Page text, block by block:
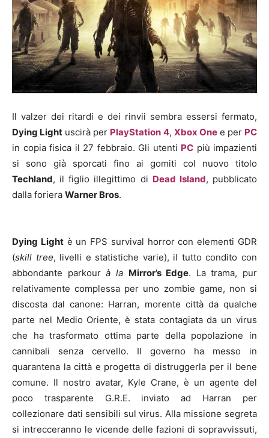
Il valzer dei ritardi e dei rinvii sembra essersi fermato,
Dying Light uscirà per PlayStation 4, Xbox Onee per PC
in copia fisica il 27 febbraio. Gli utenti PC più impazienti
si sono già sporcati fino ai gomiti col nuovo titolo
Techland, il figlio illegittimo di Dead Island, pubblicato
dalla foriera Warner Bros.
Dying Lightè un FPS survival horror con elementi GDR
(skill tree, livelli e statistiche varie), il tutto condito con
abbondante parkourà la Mirror’s Edge. La trama, pur
relativamente complessa per uno zombie game, non si
discosta dal canone: Harran, morente città da qualche
parte nel Medio Oriente, è stata contagiata da un virus
che ha trasformato ottima parte della popolazione in
cannibali senza cervello. Il governo ha messo in
quarantena la città e progetta di distruggerla per il bene
comune. Il nostro avatar, Kyle Crane, è un agente del
poco trasparente G.R.E. inviato ad Harran per
collezionare dati sensibili sul virus. Alla missione segreta
si intrecceranno le vicende delle fazioni di sopravvissuti,